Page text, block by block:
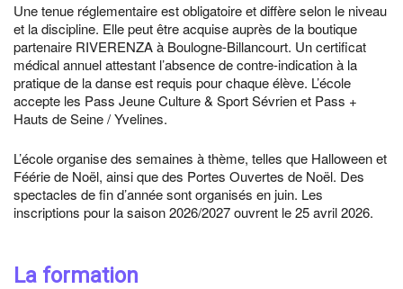
Une tenue réglementaire est obligatoire et diffère selon le niveau
et la discipline. Elle peut être acquise auprès de la boutique
partenaire RIVERENZA à Boulogne-Billancourt. Un certificat
médical annuel attestant l’absence de contre-indication à la
pratique de la danse est requis pour chaque élève. L’école
accepte les Pass Jeune Culture & Sport Sévrien et Pass +
Hauts de Seine / Yvelines.
L’école organise des semaines à thème, telles que Halloween et
Féérie de Noël, ainsi que des Portes Ouvertes de Noël. Des
spectacles de fin d’année sont organisés en juin. Les
inscriptions pour la saison 2026/2027 ouvrent le 25 avril 2026.
La formation